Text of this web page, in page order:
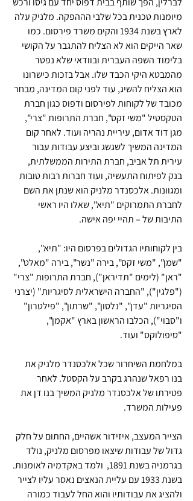
מיומנות טכנית בכל שלבי הההפקה. מלניק עלה
לארץ בשנת 1934 והקים משרד פירסום. כמו
שאר הייקים הוא לא הצליח להתגבר על הקושי
בלימוד השפה העברית ובוודאי שלא נפטר
מהמבטא היקי הכבד שלו. אבל בזכות כישרונו
הוא הצליח להשיג, עוד לפני קום המדינה, מבחר
מכובד של לקוחות לפירסום ודפוס כגון חברת
הטקסטיל "משי זקס", חברת התרופות "צרי",
מגן דוד אדום, עיריית נהריה ועוד. לאחר קום
המדינה המשיך לשגשג וביצע עבודות עבור
עירית תל אביב, חברת התירות הממשלתית,
בנק לפיתוח התעשיה, ועוד חברות רבות טובות
ומגוונות. אלכסנדר מלניק הוא שנתן את השם
לחברת התמרוקים "תיא", שאלו היו ראשי
התיבות של – תהיי יפה אישה.
בין לקוחותיו הגדולים בפרסום היו: "תיא",
"שמן", "משי זקס", בירה "נשר", בירה "מאלט",
"ראן" (לימים "תדיראן"), חברת התרופות "צרי"
("פלגין"), "החברה הישראלית לסיגריות" (יצרני
הסיגריות "עדן", "נלסון", "שרתון", "פילטרון"
ו"סבוי"), הכלבו הראשון בארץ "אקמן",
"סיפולוקס" ועוד.
במלחמת השיחרור שכל אלכסנדר מלניק את
בנו רפאל שנהרג בקרב על הקסטל. לאחר
פטירתו של אלכסנדר מלניק המשיך בנו דן את
פעילות המשרד.
הצייר המעצב, איזידור אשהיים, החתום על חלק
גדול של עבודות שיצאו מפרסום מלניק, נולד
בגרמניה בשנת 1891,  ולמד באקדמיה לאומנות.
בשנת 1933 עם עליית הנאצים נאסר עליו לצייר
ולהציג את עבודותיו והוא החל לעבוד כמורה